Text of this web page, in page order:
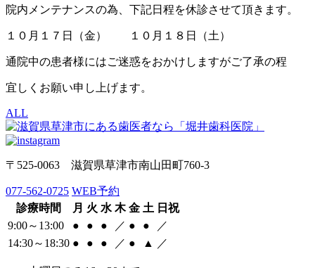
院内メンテナンスの為、下記日程を休診させて頂きます。
１０月１７日（金） １０月１８日（土）
通院中の患者様にはご迷惑をおかけしますがご了承の程
宜しくお願い申し上げます。
ALL
〒525-0063 滋賀県草津市南山田町760-3
077-562-0725 WEB予約
診療時間
月 火 水 木 金 土 日祝
9:00～13:00
● ● ● ／ ● ●
／
14:30～18:30 ● ● ● ／ ● ▲ ／